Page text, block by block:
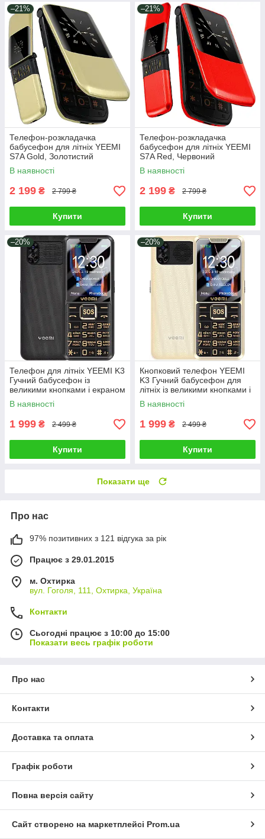
–21%
Телефон-розкладачка
бабусефон для літніх YEEMI
S7A Gold, Золотистий
В наявності
2 199 ₴ 2 799 ₴
Купити
–21%
Телефон-розкладачка
бабусефон для літніх YEEMI
S7A Red, Червоний
В наявності
2 199 ₴ 2 799 ₴
Купити
–20%
Телефон для літніх YEEMI K3
Гучний бабусефон із
великими кнопками і екраном
Чорний
В наявності
1 999 ₴ 2 499 ₴
Купити
–20%
Кнопковий телефон YEEMI
K3 Гучний бабусефон для
літніх із великими кнопками і
екраном Золотистий
В наявності
1 999 ₴ 2 499 ₴
Купити
Показати ще
Про нас
97% позитивних з 121 відгука за рік
Працює з 29.01.2015
м. Охтирка
вул. Гоголя, 111, Охтирка, Україна
Контакти
Сьогодні працює з 10:00 до 15:00
Показати весь графік роботи
Про нас
Контакти
Доставка та оплата
Графік роботи
Повна версія сайту
Сайт створено на маркетплейсі Prom.ua